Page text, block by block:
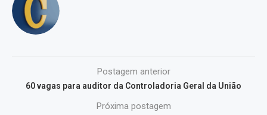
Postagem anterior
60 vagas para auditor da Controladoria Geral da União
Próxima postagem